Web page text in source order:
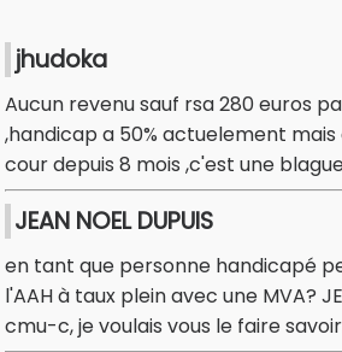
jhudoka
Aucun revenu sauf rsa 280 euros
,handicap a 50% actuelement mais
cour depuis 8 mois ,c'est une
JEAN NOEL DUPUIS
en tant que personne handicapé
l'AAH à taux plein avec une MVA? JE
cmu-c, je voulais vous le faire